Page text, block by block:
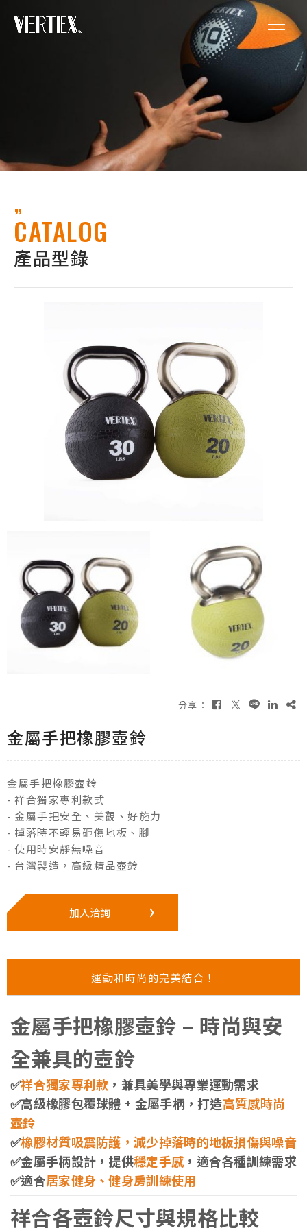
CATALOG
產品型錄
分享：
金屬手把橡膠壺鈴
金屬手把橡膠壺鈴
- 祥合獨家專利款式
- 金屬手把安全、美觀、好施力
- 掉落時不輕易砸傷地板、腳
- 使用時安靜無噪音
- 台灣製造，高級精品壺鈴
加入洽詢
運動和時尚的完美結合！
金屬手把橡膠壺鈴 – 時尚與安
全兼具的壺鈴
✅祥合獨家專利款 ，兼具美學與專業運動需求
✅高級橡膠包覆球體 + 金屬手柄，打造高質感時尚
壺鈴
✅橡膠材質吸震防護，減少掉落時的地板損傷與噪音
✅金屬手柄設計，提供穩定手感，適合各種訓練需求
✅適合居家健身、健身房訓練使用
祥合各壺鈴尺寸與規格比較